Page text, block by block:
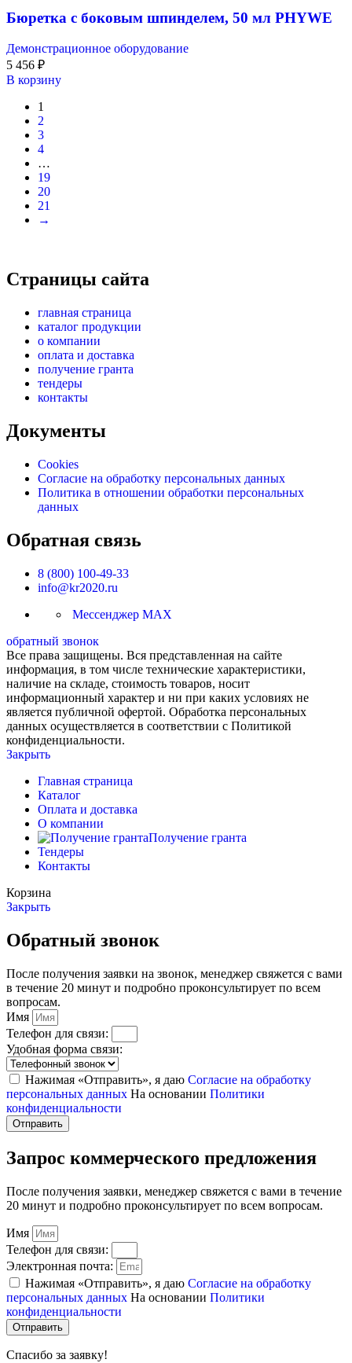
Бюретка с боковым шпинделем, 50 мл PHYWE
Демонстрационное оборудование
5 456 ₽
В корзину
1
2
3
4
…
19
20
21
→
Страницы сайта
главная страница
каталог продукции
о компании
оплата и доставка
получение гранта
тендеры
контакты
Документы
Cookies
Согласие на обработку персональных данных
Политика в отношении обработки персональных
данных
Обратная связь
8 (800) 100-49-33
info@kr2020.ru
Мессенджер MAX
обратный звонок
Все права защищены. Вся представленная на сайте
информация, в том числе технические характеристики,
наличие на складе, стоимость товаров, носит
информационный характер и ни при каких условиях не
является публичной офертой. Обработка персональных
данных осуществляется в соответствии с Политикой
конфиденциальности.
Закрыть
Главная страница
Каталог
Оплата и доставка
О компании
Получение гранта
Тендеры
Контакты
Корзина
Закрыть
Обратный звонок
После получения заявки на звонок, менеджер свяжется с вами
в течение 20 минут и подробно проконсультирует по всем
вопросам.
Имя
Телефон для связи:
Удобная форма связи:
Нажимая «Отправить», я даю Согласие на обработку
персональных данных На основании Политики
конфиденциальности
Отправить
Запрос коммерческого предложения
После получения заявки, менеджер свяжется с вами в течение
20 минут и подробно проконсультирует по всем вопросам.
Имя
Телефон для связи:
Электронная почта:
Нажимая «Отправить», я даю Согласие на обработку
персональных данных На основании Политики
конфиденциальности
Отправить
Спасибо за заявку!